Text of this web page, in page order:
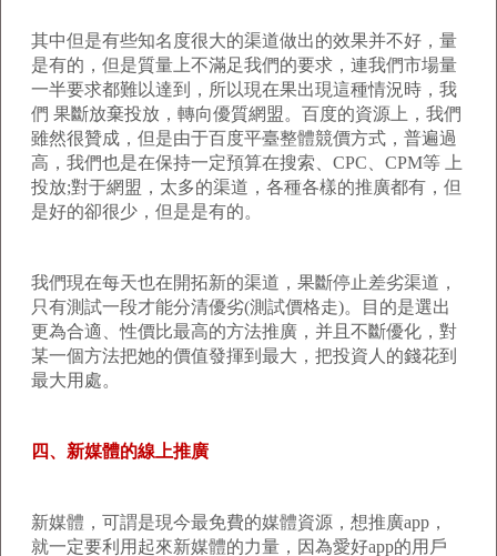
其中但是有些知名度很大的渠道做出的效果并不好，量
是有的，但是質量上不滿足我們的要求，連我們市場量
一半要求都難以達到，所以現在果出現這種情況時，我
們 果斷放棄投放，轉向優質網盟。百度的資源上，我們
雖然很贊成，但是由于百度平臺整體競價方式，普遍過
高，我們也是在保持一定預算在搜索、CPC、CPM等 上
投放;對于網盟，太多的渠道，各種各樣的推廣都有，但
是好的卻很少，但是是有的。
我們現在每天也在開拓新的渠道，果斷停止差劣渠道，
只有測試一段才能分清優劣(測試價格走)。目的是選出
更為合適、性價比最高的方法推廣，并且不斷優化，對
某一個方法把她的價值發揮到最大，把投資人的錢花到
最大用處。
四、新媒體的線上推廣
新媒體，可謂是現今最免費的媒體資源，想推廣app，
就一定要利用起來新媒體的力量，因為愛好app的用戶